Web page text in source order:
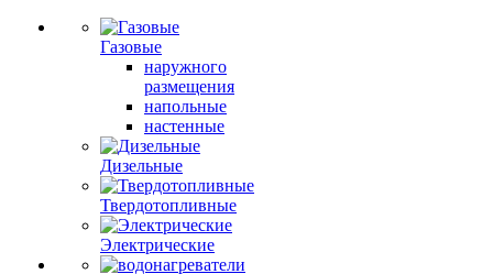
Газовые
наружного
размещения
напольные
настенные
Дизельные
Твердотопливные
Электрические